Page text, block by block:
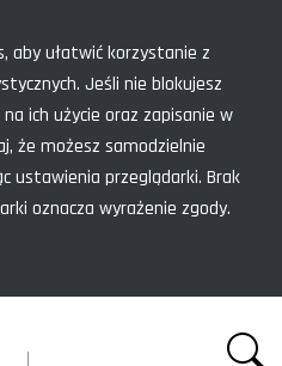
aby ułatwić korzystanie z
Jeśli nie blokujesz
ich użycie oraz zapisanie w
że możesz samodzielnie
ustawienia przeglądarki. Brak
oznacza wyrażenie zgody.